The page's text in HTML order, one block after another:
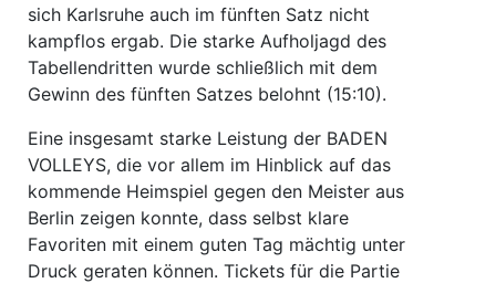
sich Karlsruhe auch im fünften Satz nicht
kampflos ergab. Die starke Aufholjagd des
Tabellendritten wurde schließlich mit dem
Gewinn des fünften Satzes belohnt (15:10).
Eine insgesamt starke Leistung der BADEN
VOLLEYS, die vor allem im Hinblick auf das
kommende Heimspiel gegen den Meister aus
Berlin zeigen konnte, dass selbst klare
Favoriten mit einem guten Tag mächtig unter
Druck geraten können. Tickets für die Partie